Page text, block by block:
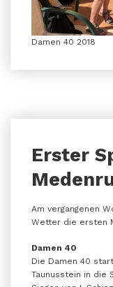
Damen 40 2018
Erster
Am vergangenen
Wetter die ersten
Damen 40
Die Damen 40
Taunusstein in die